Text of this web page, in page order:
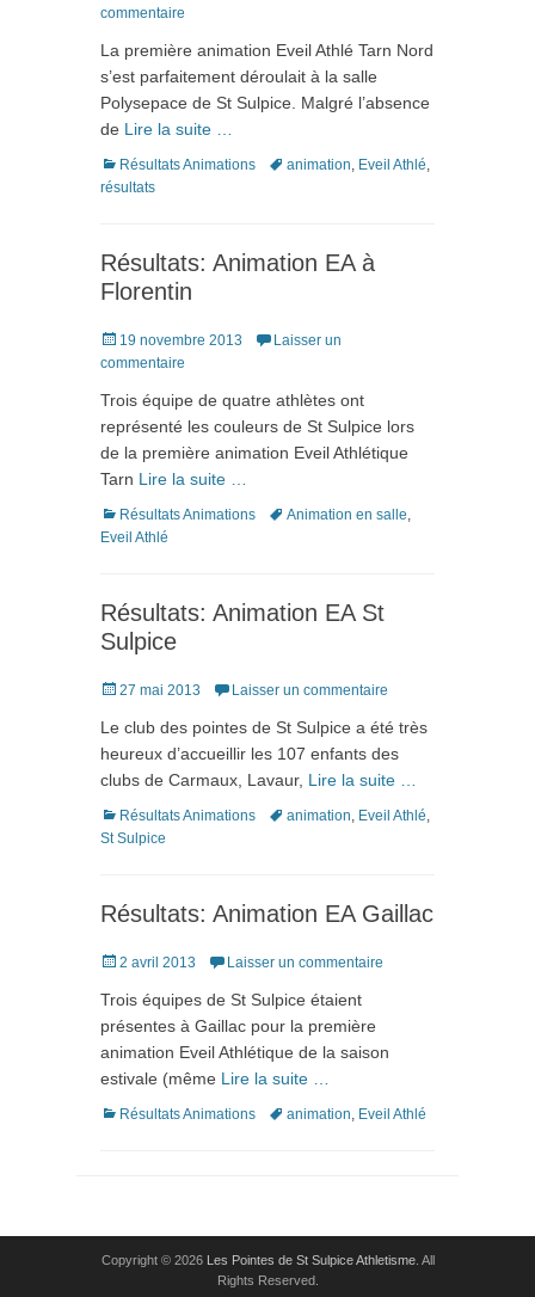
le
commentaire
La première animation Eveil Athlé Tarn Nord
s’est parfaitement déroulait à la salle
Polysepace de St Sulpice. Malgré l’absence
de Lire la suite …
Catégories
Résultats Animations Tagsanimation Eveil Athlé
résultats
Résultats: Animation EA à
Florentin
Posté
le
19 novembre 2013
Laisser un
commentaire
Trois équipe de quatre athlètes ont
représenté les couleurs de St Sulpice lors
de la première animation Eveil Athlétique
Tarn Lire la suite …
Catégories
Résultats Animations TagsAnimation en salle
Eveil Athlé
Résultats: Animation EA St
Sulpice
Posté27 mai 2013 Laisser un commentaire
Le club des pointes de St Sulpice a été très
heureux d’accueillir les 107 enfants des
clubs de Carmaux, Lavaur, Lire la suite …
Catégories
Résultats Animations Tagsanimation Eveil Athlé
St Sulpice
Résultats: Animation EA Gaillac
Posté2 avril 2013 Laisser un commentaire
Trois équipes de St Sulpice étaient
présentes à Gaillac pour la première
animation Eveil Athlétique de la saison
estivale (même Lire la suite …
Catégories
Résultats Animations Tagsanimation Eveil Athlé
Copyright © 2026 Les Pointes de St Sulpice Athletisme. All
Rights Reserved.